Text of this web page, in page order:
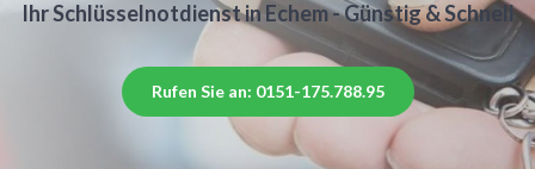
Ihr Schlüsselnotdienst in Echem - Günstig & Schnell
Rufen Sie an: 0151-175.788.95